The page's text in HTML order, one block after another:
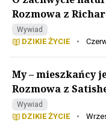
Rozmowa z
Wywiad
DZIKIE ŻYCIE •
My – mieszkańcy
Rozmowa z
Wywiad
DZIKIE ŻYCIE •